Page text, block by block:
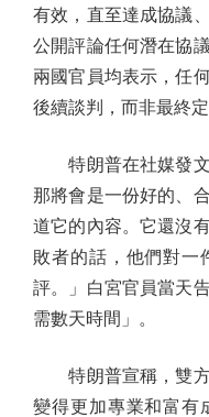
有效，直至達成協議
公開評論任何潛在協
兩國官員均表示，任
後續談判，而非最終定
特朗普在社媒發文
那將會是一份好的、
道它的內容。它還沒
敗者的話，他們對一
評。」白宮官員當天
需數天時間」。
特朗普宣稱，雙方
變得更加專業和富有